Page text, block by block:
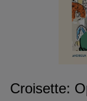
Croisette: